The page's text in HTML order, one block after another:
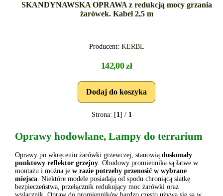
SKANDYNAWSKA OPRAWA z redukcją mocy grzania
żarówek. Kabel 2,5 m
Producent: KERBL
142,00 zł
Strona: [1] / 1
Oprawy hodowlane, Lampy do terrarium
Oprawy po wkręceniu żarówki grzewczej, stanowią doskonały
punktowy reflektor grzejny. Obudowy promiennika są łatwe w
montażu i można je w razie potrzeby przenosić w wybrane
miejsca. Niektóre modele posiadają od spodu chroniącą siatkę
bezpieczeństwa, przełącznik redukujący moc żarówki oraz